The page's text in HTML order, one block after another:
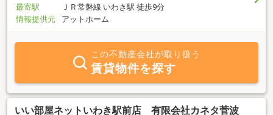
最寄駅
ＪＲ常磐線 いわき駅 徒歩9分
情報提供元
アットホーム
この不動産会社が取り扱う
賃貸物件を探す
いい部屋ネットいわき駅前店 有限会社カネタ菅波